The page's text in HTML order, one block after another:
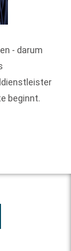
- darum
beginnt.